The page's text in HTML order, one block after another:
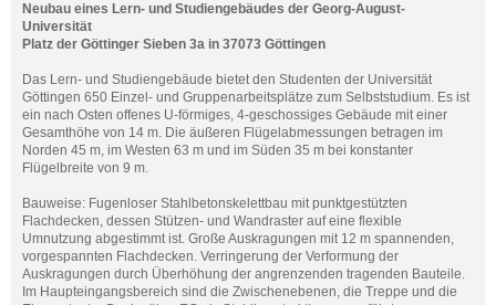
Neubau eines Lern- und Studiengebäudes der Georg-August-
Universität
Platz der Göttinger Sieben 3a in 37073 Göttingen
Das Lern- und Studiengebäude bietet den Studenten der Universität
Göttingen 650 Einzel- und Gruppenarbeitsplätze zum Selbststudium. Es ist
ein nach Osten offenes U-förmiges, 4-geschossiges Gebäude mit einer
Gesamthöhe von 14 m. Die äußeren Flügelabmessungen betragen im
Norden 45 m, im Westen 63 m und im Süden 35 m bei konstanter
Flügelbreite von 9 m.
Bauweise: Fugenloser Stahlbetonskelettbau mit punktgestützten
Flachdecken, dessen Stützen- und Wandraster auf eine flexible
Umnutzung abgestimmt ist. Große Auskragungen mit 12 m spannenden,
vorgespannten Flachdecken. Verringerung der Verformung der
Auskragungen durch Überhöhung der angrenzenden tragenden Bauteile.
Im Haupteingangsbereich sind die Zwischenebenen, die Treppe und die